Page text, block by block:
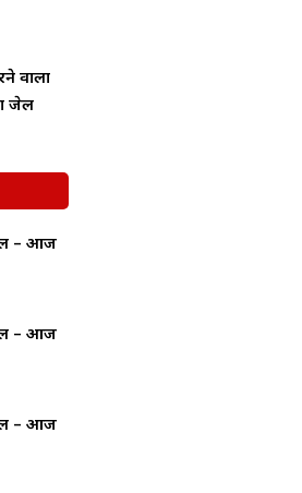
वाला
जेल
– आज
– आज
– आज